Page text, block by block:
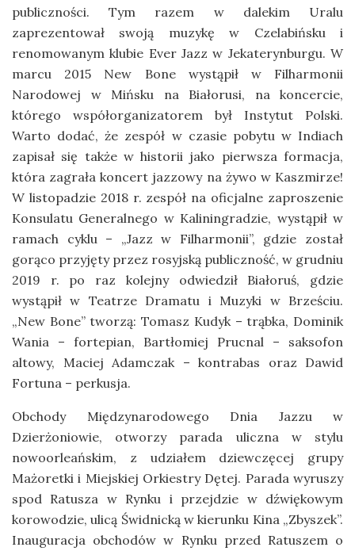
publiczności. Tym razem w dalekim Uralu
zaprezentował swoją muzykę w Czelabińsku i
renomowanym klubie Ever Jazz w Jekaterynburgu. W
marcu 2015 New Bone wystąpił w Filharmonii
Narodowej w Mińsku na Białorusi, na koncercie,
którego współorganizatorem był Instytut Polski.
Warto dodać, że zespół w czasie pobytu w Indiach
zapisał się także w historii jako pierwsza formacja,
która zagrała koncert jazzowy na żywo w Kaszmirze!
W listopadzie 2018 r. zespół na oficjalne zaproszenie
Konsulatu Generalnego w Kaliningradzie, wystąpił w
ramach cyklu – „Jazz w Filharmonii”, gdzie został
gorąco przyjęty przez rosyjską publiczność, w grudniu
2019 r. po raz kolejny odwiedził Białoruś, gdzie
wystąpił w Teatrze Dramatu i Muzyki w Brześciu.
„New Bone” tworzą: Tomasz Kudyk – trąbka, Dominik
Wania – fortepian, Bartłomiej Prucnal – saksofon
altowy, Maciej Adamczak – kontrabas oraz Dawid
Fortuna – perkusja.
Obchody Międzynarodowego Dnia Jazzu w
Dzierżoniowie, otworzy parada uliczna w stylu
nowoorleańskim, z udziałem dziewczęcej grupy
Mażoretki i Miejskiej Orkiestry Dętej. Parada wyruszy
spod Ratusza w Rynku i przejdzie w dźwiękowym
korowodzie, ulicą Świdnicką w kierunku Kina „Zbyszek”.
Inauguracja obchodów w Rynku przed Ratuszem o